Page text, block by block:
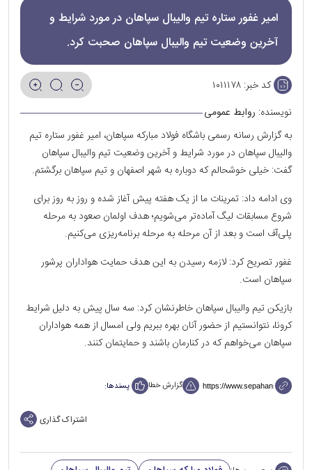
امیر غفور ستاره تیم والیبال سپاهان در مورد شرایط و
آخرین وضعیت تیم والیبال سپاهان صحبت کرد.
کد خبر: ۱۰۱۱۱۷۸
نویسنده: روابط عمومی
به گزارش رسانه رسمی باشگاه فولاد مبارکه سپاهان، امیر غفور ستاره تیم
والیبال سپاهان در مورد شرایط و آخرین وضعیت تیم والیبال سپاهان
گفت: خیلی خوشحالم که دوباره به شهر اصفهان و تیم سپاهان برگشتم.
وی ادامه داد: تمرینات ما از یک هفته پیش آغاز شده و روز به روز برای
شروع مسابقات لیگ آماده‌‌تر می‌شویم؛ هدف اولمان صعود به مرحله
پلی‌‌آف است و بعد از آن مرحله به مرحله برنامه‌ریزی می‌کنیم.
غفور تصریح کرد: لازمه رسیدن به این هدف حمایت هواداران پر‌شور
سپاهان است.
بازیکن تیم والیبال سپاهان خاطرنشان کرد: سه سال پیش به دلیل شرایط
کرونا، نتوانستیم از حضور آنان بهره ببریم ولی امسال از همه هواداران
سپاهان می‌خواهم که در کنارمان باشند و حمایتمان کنند.
گزارش خطا پسندها:
اشتراک گذاری